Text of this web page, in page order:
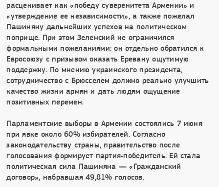
расценивает как «победу суверенитета Армении» и
«утверждение ее независимости», а также пожелал
Пашиняну дальнейших успехов на политическом
поприще. При этом Зеленский не ограничился
формальными пожеланиями: он отдельно обратился к
Евросоюзу с призывом оказать Еревану ощутимую
поддержку. По мнению украинского президента,
сотрудничество с Брюсселем должно реально улучшить
качество жизни армян и дать людям ощущение
позитивных перемен.
Парламентские выборы в Армении состоялись 7 июня
при явке около 60% избирателей. Согласно
законодательству страны, правительство после
голосования формирует партия‑победитель. Ей стала
политическая сила Пашиняна — «Гражданский
договор», набравшая 49,81% голосов.